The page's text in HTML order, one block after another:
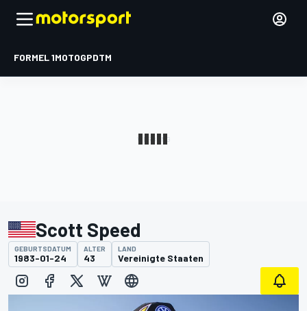
FORMEL 1MOTOGPDTM
Scott Speed
GEBURTSDATUM
1983-01-24
ALTER
43
LAND
Vereinigte Staaten